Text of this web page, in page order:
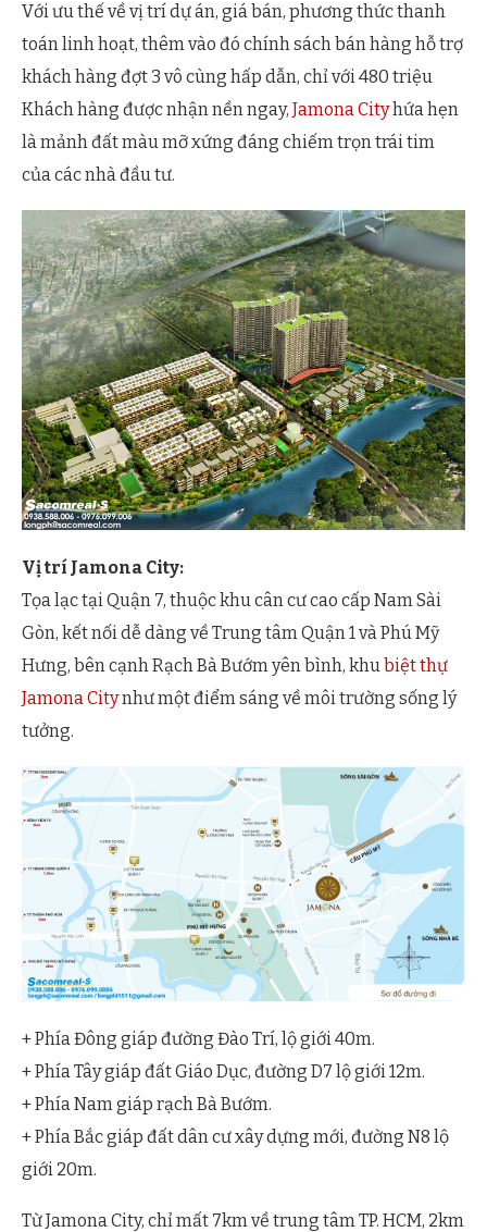
Với ưu thế về vị trí dự án, giá bán, phương thức thanh
toán linh hoạt, thêm vào đó chính sách bán hàng hỗ trợ
khách hàng đợt 3 vô cùng hấp dẫn, chỉ với 480 triệu
Khách hàng được nhận nền ngay, Jamona Cityhứa hẹn
là mảnh đất màu mỡ xứng đáng chiếm trọn trái tim
của các nhà đầu tư.
Vị trí Jamona City:
Tọa lạc tại Quận 7, thuộc khu cân cư cao cấp Nam Sài
Gòn, kết nối dễ dàng về Trung tâm Quận 1 và Phú Mỹ
Hưng, bên cạnh Rạch Bà Bướm yên bình, khubiệt thự
Jamona Citynhư một điểm sáng về môi trường sống lý
tưởng.
+ Phía Đông giáp đường Đào Trí, lộ giới 40m.
+ Phía Tây giáp đất Giáo Dục, đường D7 lộ giới 12m.
+ Phía Nam giáp rạch Bà Bướm.
+ Phía Bắc giáp đất dân cư xây dựng mới, đường N8 lộ
giới 20m.
Từ Jamona City, chỉ mất 7km về trung tâm TP. HCM, 2km